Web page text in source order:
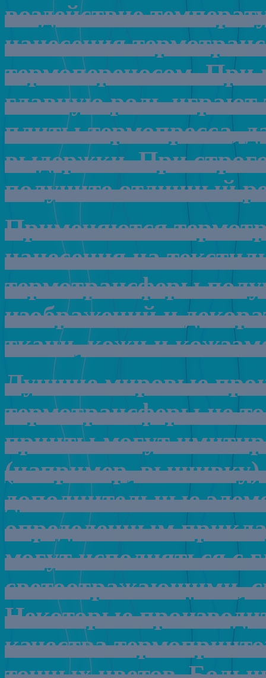
воздействие
нанесения
термопереносом.При
главную роль играют
плиты термопресса,
выдержки.При
получите отличный
Применяются
нанесения на
термотрансферы
изображений и
ткани,кожи и
Лучшие мировые
термотрансферы не
принты могут
(например,вышивку
дополнительные
определенным
могут исполняться с
светоотражающими,
Некоторые
качества